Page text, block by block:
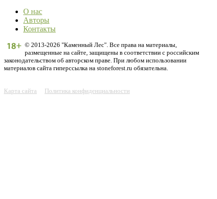
О нас
Авторы
Контакты
© 2013-2026 "Каменный Лес". Все права на материалы,
размещенные на сайте, защищены в соответствии с российским
законодательством об авторском праве. При любом использовании
материалов сайта гиперссылка на stoneforest.ru обязательна.
Карта сайта Политика конфиденциальности